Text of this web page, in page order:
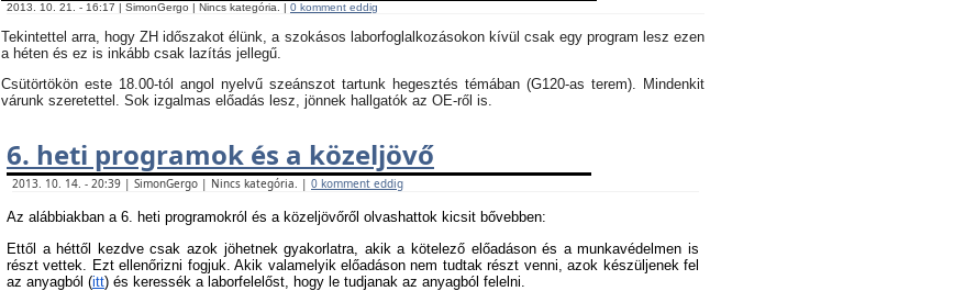
2013. 10. 21. - 16:17 | SimonGergo | Nincs kategória. | 0 komment eddig
Tekintettel arra, hogy ZH időszakot élünk, a szokásos laborfoglalkozásokon kívül csak egy program lesz ezen
a héten és ez is inkább csak lazítás jellegű.
Csütörtökön este 18.00-tól angol nyelvű szeánszot tartunk hegesztés témában (G120-as terem). Mindenkit
várunk szeretettel. Sok izgalmas előadás lesz, jönnek hallgatók az OE-ről is.
6. heti programok és a közeljövő
2013. 10. 14. - 20:39 | SimonGergo | Nincs kategória. | 0 komment eddig
Az alábbiakban a 6. heti programokról és a közeljövőről olvashattok kicsit bővebben:
Ettől a héttől kezdve csak azok jöhetnek gyakorlatra, akik a kötelező előadáson és a munkavédelmen is
részt vettek. Ezt ellenőrizni fogjuk. Akik valamelyik előadáson nem tudtak részt venni, azok készüljenek fel
az anyagból (itt) és keressék a laborfelelőst, hogy le tudjanak az anyagból felelni.